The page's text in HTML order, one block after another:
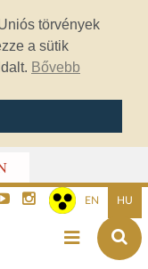
törvények
a sütik
Bővebb
EN HU